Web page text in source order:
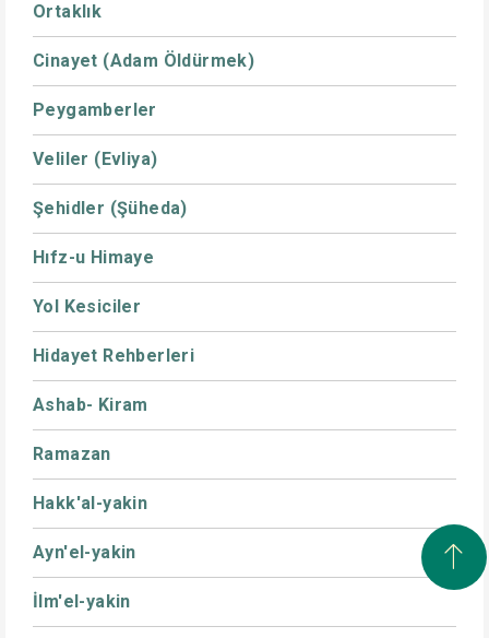
Ortaklık
Cinayet (Adam Öldürmek)
Peygamberler
Veliler (Evliya)
Şehidler (Şüheda)
Hıfz-u Himaye
Yol Kesiciler
Hidayet Rehberleri
Ashab- Kiram
Ramazan
Hakk'al-yakin
Ayn'el-yakin
İlm'el-yakin